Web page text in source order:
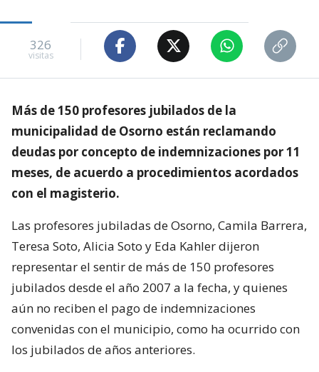
326
visitas
Más de 150 profesores jubilados de la
municipalidad de Osorno están reclamando
deudas por concepto de indemnizaciones por 11
meses, de acuerdo a procedimientos acordados
con el magisterio.
Las profesores jubiladas de Osorno, Camila Barrera,
Teresa Soto, Alicia Soto y Eda Kahler dijeron
representar el sentir de más de 150 profesores
jubilados desde el año 2007 a la fecha, y quienes
aún no reciben el pago de indemnizaciones
convenidas con el municipio, como ha ocurrido con
los jubilados de años anteriores.